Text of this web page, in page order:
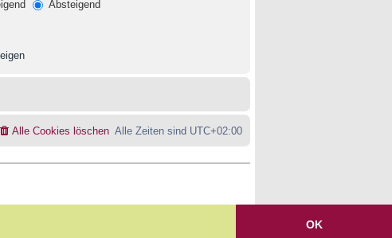
OK
Absteigend
Alle Zeiten sind UTC+02:00
Alle Cookies löschen